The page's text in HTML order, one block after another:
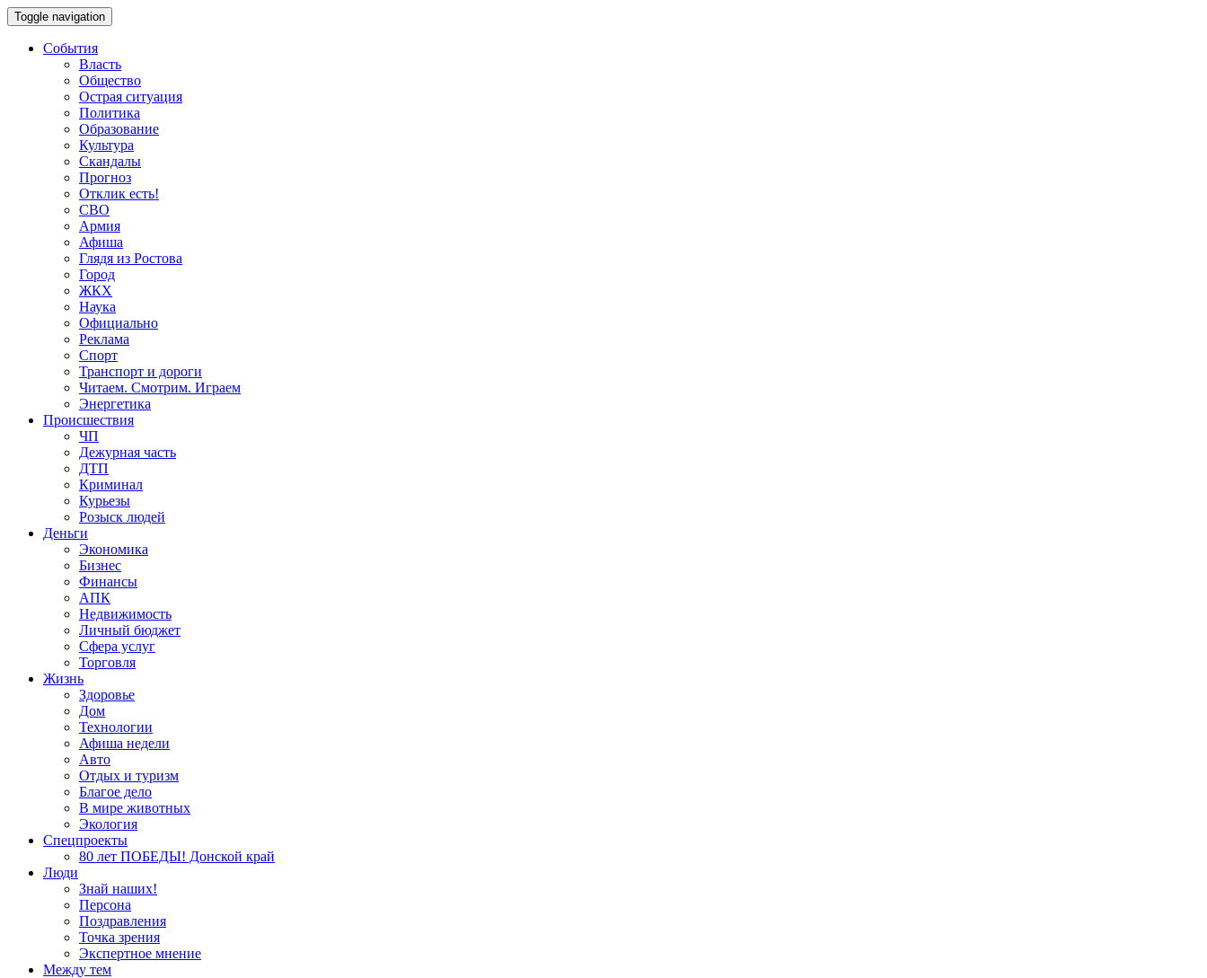
Toggle navigation
События
Власть
Общество
Острая ситуация
Политика
Образование
Культура
Скандалы
Прогноз
Отклик есть!
СВО
Армия
Афиша
Глядя из Ростова
Город
ЖКХ
Наука
Официально
Реклама
Спорт
Транспорт и дороги
Читаем. Смотрим. Играем
Энергетика
Происшествия
ЧП
Дежурная часть
ДТП
Криминал
Курьезы
Розыск людей
Деньги
Экономика
Бизнес
Финансы
АПК
Недвижимость
Личный бюджет
Сфера услуг
Торговля
Жизнь
Здоровье
Дом
Технологии
Афиша недели
Авто
Отдых и туризм
Благое дело
В мире животных
Экология
Спецпроекты
80 лет ПОБЕДЫ! Донской край
Люди
Знай наших!
Персона
Поздравления
Точка зрения
Экспертное мнение
Между тем